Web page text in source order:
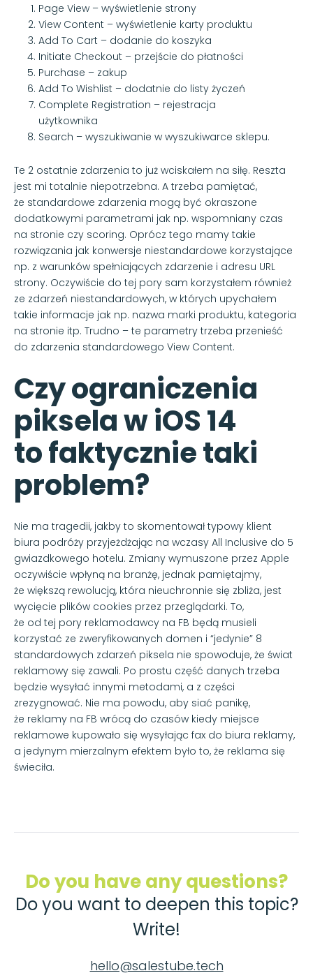
Page View – wyświetlenie strony
View Content – wyświetlenie karty produktu
Add To Cart – dodanie do koszyka
Initiate Checkout – przejście do płatności
Purchase – zakup
Add To Wishlist – dodatnie do listy życzeń
Complete Registration – rejestracja
użytkownika
Search – wyszukiwanie w wyszukiwarce sklepu.
Te 2 ostatnie zdarzenia to już wciskałem na siłę. Reszta
jest mi totalnie niepotrzebna. A trzeba pamiętać,
że standardowe zdarzenia mogą być okraszone
dodatkowymi parametrami jak np. wspomniany czas
na stronie czy scoring. Oprócz tego mamy takie
rozwiązania jak konwersje niestandardowe korzystające
np. z warunków spełniających zdarzenie i adresu URL
strony. Oczywiście do tej pory sam korzystałem również
ze zdarzeń niestandardowych, w których upychałem
takie informacje jak np. nazwa marki produktu, kategoria
na stronie itp. Trudno – te parametry trzeba przenieść
do zdarzenia standardowego View Content.
Czy ograniczenia
piksela w iOS 14
to faktycznie taki
problem?
Nie ma tragedii, jakby to skomentował typowy klient
biura podróży przyjeżdżając na wczasy All Inclusive do 5
gwiazdkowego hotelu. Zmiany wymuszone przez Apple
oczywiście wpłyną na branżę, jednak pamiętajmy,
że większą rewolucją, która nieuchronnie się zbliża, jest
wycięcie plików cookies przez przeglądarki. To,
że od tej pory reklamodawcy na FB będą musieli
korzystać ze zweryfikowanych domen i “jedynie” 8
standardowych zdarzeń piksela nie spowoduje, że świat
reklamowy się zawali. Po prostu część danych trzeba
będzie wysyłać innymi metodami, a z części
zrezygnować. Nie ma powodu, aby siać panikę,
że reklamy na FB wrócą do czasów kiedy miejsce
reklamowe kupowało się wysyłając fax do biura reklamy,
a jedynym mierzalnym efektem było to, że reklama się
świeciła.
Do you have any questions?
Do you want to deepen this topic?
Write!
hello@salestube.tech